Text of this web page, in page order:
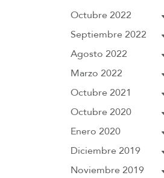
Octubre 2022
Septiembre 2022
Agosto 2022
Marzo 2022
Octubre 2021
Octubre 2020
Enero 2020
Diciembre 2019
Noviembre 2019